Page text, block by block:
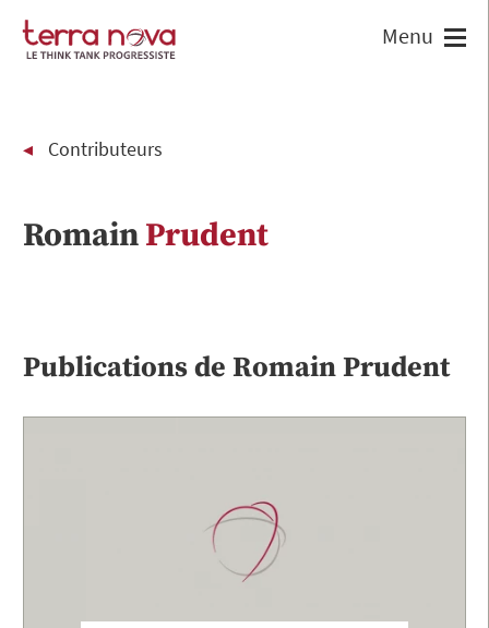
Contributeurs
RomainPrudent
Publications de RomainPrudent